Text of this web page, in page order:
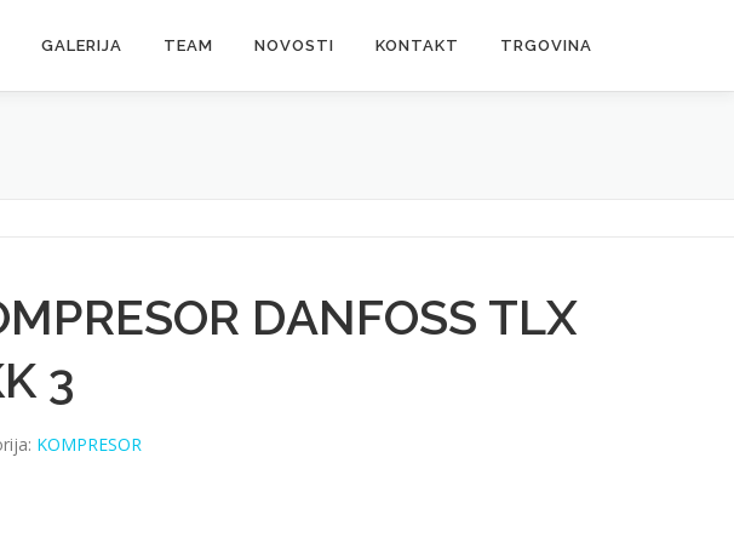
GALERIJA TEAM NOVOSTI KONTAKT TRGOVINA
DANFOSS TLX
3
KOMPRESOR